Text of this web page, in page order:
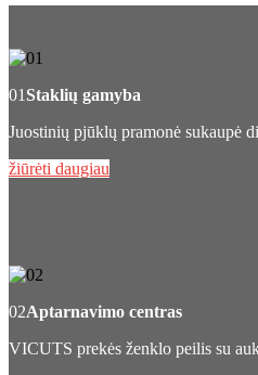
01 Staklių gamyba
Juostinių pjūklų pramonė sukaupė
žiūrėti daugiau
02Aptarnavimo centras
VICUTS prekės ženklo peilis su